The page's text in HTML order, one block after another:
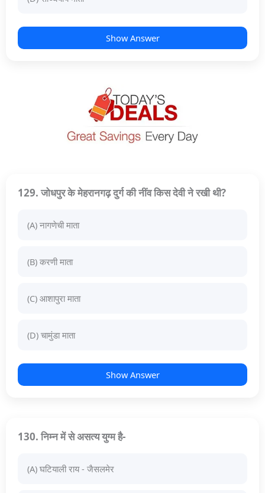
Show Answer
129. जोधपुर के मेहरानगढ़ दुर्ग की नींव किस देवी ने रखी थी?
(A) नागणेची माता
(B) करणी माता
(C) आशापुरा माता
(D) चामुंडा माता
Show Answer
130. निम्न में से असत्य युग्म है-
(A) घटियाली राय - जैसलमेर